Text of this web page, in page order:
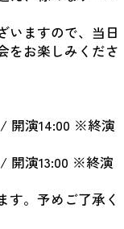
いますので、当日
をお楽しみくださ
/ 開演14:00 ※終演
/ 開演13:00 ※終演
。予めご了承く